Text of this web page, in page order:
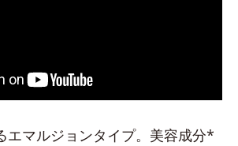
エマルジョンタイプ。美容成分*